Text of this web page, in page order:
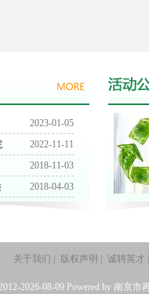
2023-01-05
2022-11-11
2018-11-03
2018-04-03
关于我们 版权声明 诚聘英才
2026-08-09 Powered by 南京